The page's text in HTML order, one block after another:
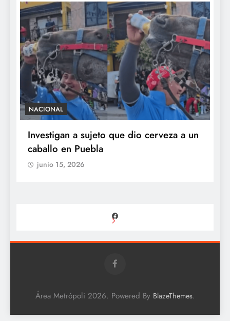
NACIONAL
Investigan a sujeto que dio cerveza a un
caballo en Puebla
junio 15, 2026
Área Metrópoli 2026. Powered By BlazeThemes.